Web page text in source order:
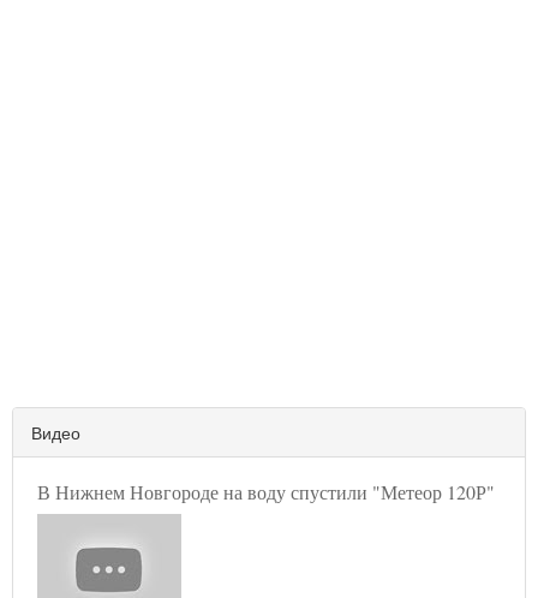
Видео
В Нижнем Новгороде на воду спустили "Метеор 120Р"